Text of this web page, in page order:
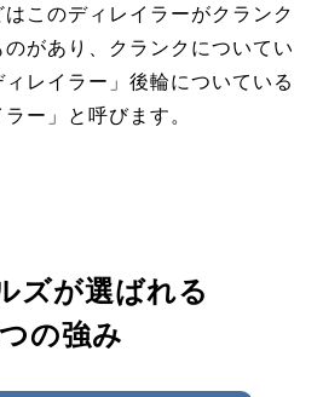
このディレイラーがクランク
があり、クランクについてい
レイラー」後輪についている
ー」と呼びます。
ズが選ばれる
の強み